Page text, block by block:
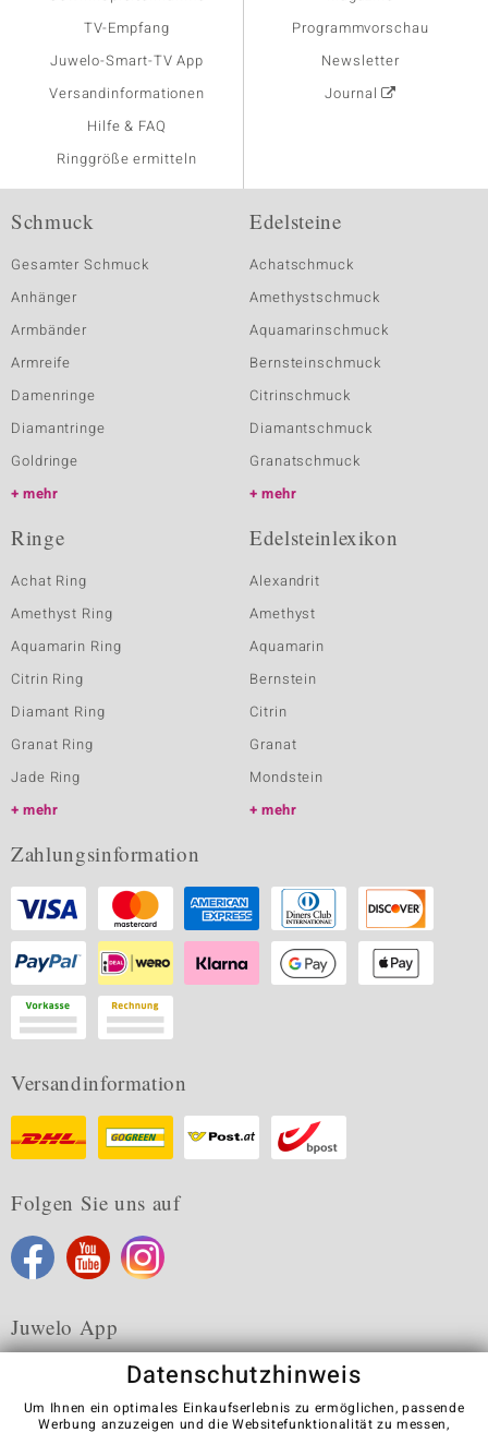
TV-Empfang
Juwelo-Smart-TV App
Versandinformationen
Hilfe & FAQ
Ringgröße ermitteln
Programmvorschau
Newsletter
Journal
Schmuck
Gesamter Schmuck
Anhänger
Armbänder
Armreife
Damenringe
Diamantringe
Goldringe
mehr
Edelsteine
Achatschmuck
Amethystschmuck
Aquamarinschmuck
Bernsteinschmuck
Citrinschmuck
Diamantschmuck
Granatschmuck
mehr
Ringe
Achat Ring
Amethyst Ring
Aquamarin Ring
Citrin Ring
Diamant Ring
Granat Ring
Jade Ring
mehr
Edelsteinlexikon
Alexandrit
Amethyst
Aquamarin
Bernstein
Citrin
Granat
Mondstein
mehr
Zahlungsinformation
Versandinformation
Folgen Sie uns auf
Juwelo App
Datenschutzhinweis
Um Ihnen ein optimales Einkaufserlebnis zu ermöglichen, passende
Werbung anzuzeigen und die Websitefunktionalität zu messen,